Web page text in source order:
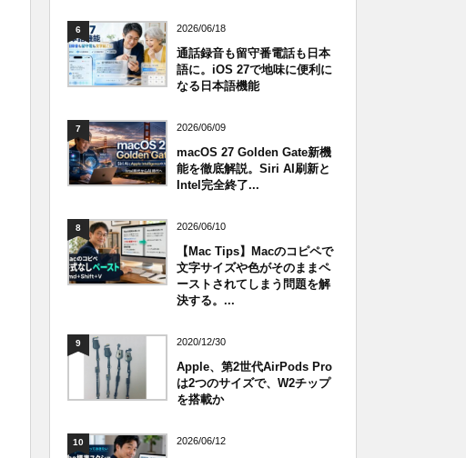
6 2026/06/18
通話録音も留守番電話も日本
語に。iOS 27で地味に便利に
なる日本語機能
7 2026/06/09
macOS 27 Golden Gate新機
能を徹底解説。Siri AI刷新と
Intel完全終了...
8 2026/06/10
【Mac Tips】Macのコピペで
文字サイズや色がそのままペ
ーストされてしまう問題を解
決する。...
9 2020/12/30
Apple、第2世代AirPods Pro
は2つのサイズで、W2チップ
を搭載か
10 2026/06/12